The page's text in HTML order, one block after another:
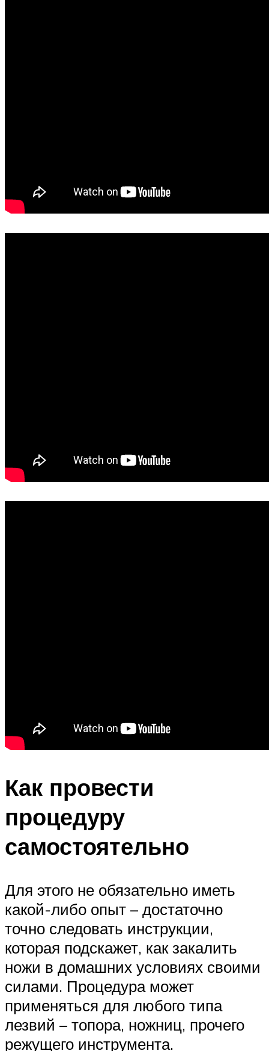
Как провести
процедуру
самостоятельно
Для этого не обязательно иметь
какой-либо опыт – достаточно
точно следовать инструкции,
которая подскажет, как закалить
ножи в домашних условиях своими
силами. Процедура может
применяться для любого типа
лезвий – топора, ножниц, прочего
режущего инструмента.